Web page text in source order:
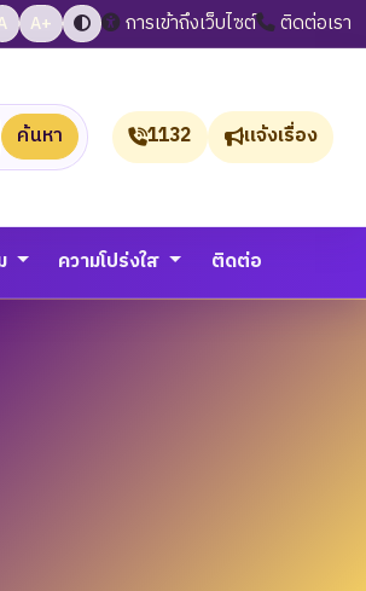
A+ การเข้าถึงเว็บไซต์ ติดต่อเรา
ค้นหา 1132 แจ้งเรื่อง
ความโปร่งใส ติดต่อ